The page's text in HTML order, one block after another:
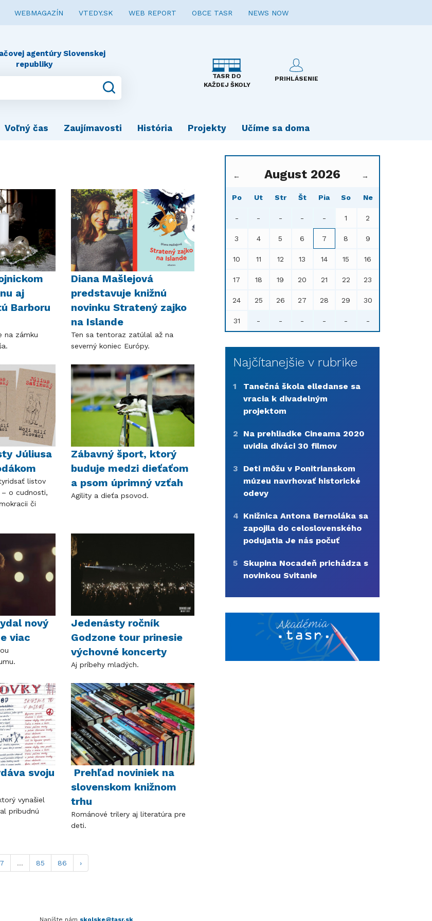
WEBMAGAZÍN VTEDY.SK WEB REPORT OBCE TASR NEWS NOW
agentúry Slovenskej
republiky
TASR DO
KAŽDEJ ŠKOLY
PRIHLÁSENIE
Voľný čas Zaujímavosti História Projekty Učíme sa doma
aj
Barboru
na zámku
Diana Mašlejová
predstavuje knižnú
novinku Stratený zajko
na Islande
Ten sa tentoraz zatúlal až na
severný koniec Európy.
Júliusa
listov
o cudnosti,
či
Zábavný šport, ktorý
buduje medzi dieťaťom
a psom úprimný vzťah
Agility a dieťa psovod.
nový
viac
Jedenásty ročník
Godzone tour prinesie
výchovné koncerty
Aj príbehy mladých.
svoju
vynašiel
pribudnú
Prehľad noviniek na
slovenskom knižnom
trhu
Románové trilery aj literatúra pre
deti.
... 85 86 ›
← August 2026 →
Po Ut Str Št Pia So Ne
- - - - - 1 2
3 4 5 6 7 8 9
10 11 12 13 14 15 16
17 18 19 20 21 22 23
24 25 26 27 28 29 30
31 - - - - - -
Najčítanejšie v rubrike
1
Tanečná škola elledanse sa
vracia k divadelným
projektom
2
Na prehliadke Cineama 2020
uvidia diváci 30 filmov
3
Deti môžu v Ponitrianskom
múzeu navrhovať historické
odevy
4 Knižnica Antona Bernoláka sa
zapojila do celoslovenského
podujatia Je nás počuť
5 Skupina Nocadeň prichádza s
novinkou Svitanie
Napíšte nám skolske@tasr.sk